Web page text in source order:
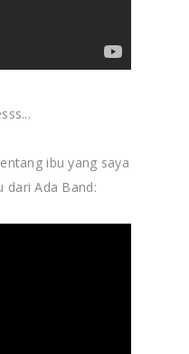
ibu yang saya
dari Ada Band: